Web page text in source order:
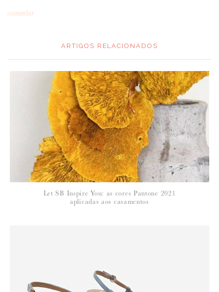
comentar
ARTIGOS RELACIONADOS
Let SB Inspire You: as cores Pantone 2021
aplicadas aos casamentos